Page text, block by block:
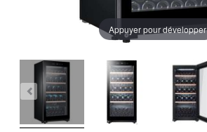
Appuyer pour développer